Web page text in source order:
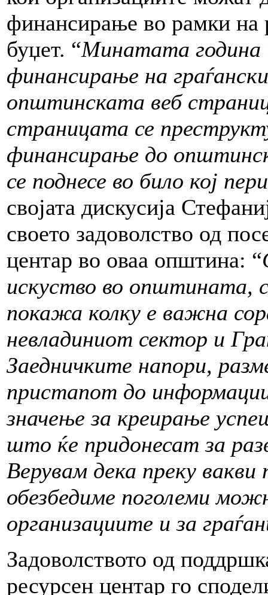
финансирање во рамки
буџет. “Минатата година
финансирање на
општинската веб
страницата се
финансирање до
се поднесе во било кој
својата дискусија
своето задоволство од
центар во оваа општина: “
искуство во општината,
покажа колку е важна
невладиниот сектор и
Заедничките напори,
пристапот до
значење за креирање
што ќе придонесат за
Верувам дека преку
обезбедиме поголеми
организациите и за
Задоволството од
ресурсен центар го